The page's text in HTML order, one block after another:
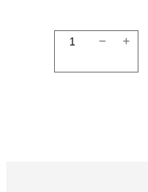
Toppi
− +